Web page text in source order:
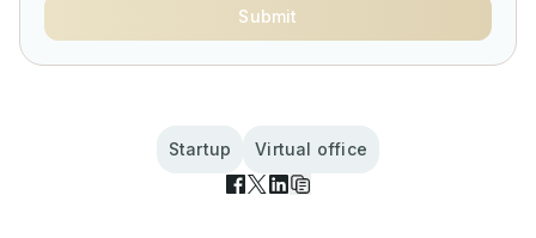
Submit
Startup Virtual office